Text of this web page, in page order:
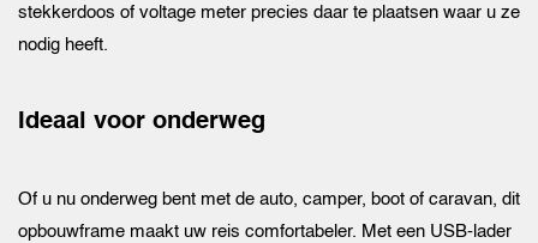
stekkerdoos of voltage meter precies daar te plaatsen waar u ze
nodig heeft.
Ideaal voor onderweg
Of u nu onderweg bent met de auto, camper, boot of caravan, dit
opbouwframe maakt uw reis comfortabeler. Met een USB-lader